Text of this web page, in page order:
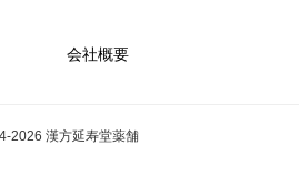
会社概要
2026 漢方延寿堂薬舗